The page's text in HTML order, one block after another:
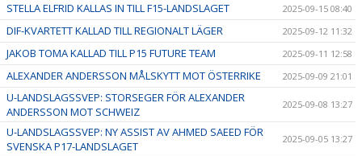
STELLA ELFRID KALLAS IN TILL F15-LANDSLAGET 2025-09-15 08:40
DIF-KVARTETT KALLAD TILL REGIONALT LÄGER 2025-09-12 11:32
JAKOB TOMA KALLAD TILL P15 FUTURE TEAM 2025-09-11 12:58
ALEXANDER ANDERSSON MÅLSKYTT MOT ÖSTERRIKE 2025-09-09 21:01
U-LANDSLAGSSVEP: STORSEGER FÖR ALEXANDER
ANDERSSON MOT SCHWEIZ
2025-09-08 13:27
U-LANDSLAGSSVEP: NY ASSIST AV AHMED SAEED FÖR
SVENSKA P17-LANDSLAGET
2025-09-05 13:27